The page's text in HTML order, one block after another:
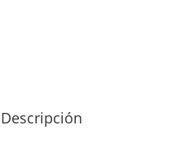
Descripción